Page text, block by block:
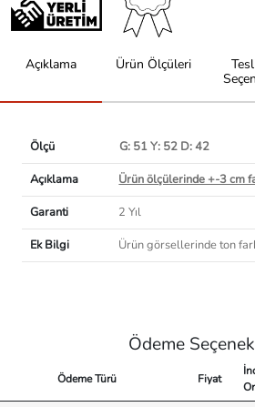
Açıklama Ürün Ölçüleri
Ölçü
G: 51 Y: 52 D: 42
Açıklama
Ürün ölçülerinde +-3 cm
Garanti
2 Yıl
Ek Bilgi
Ürün görsellerinde ton
Ödeme
Ödeme Türü Fiyat